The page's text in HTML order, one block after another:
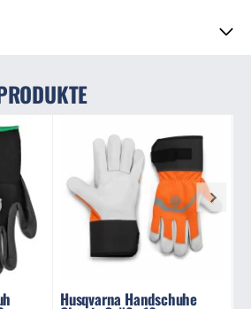
Husqvarna Handschuhe